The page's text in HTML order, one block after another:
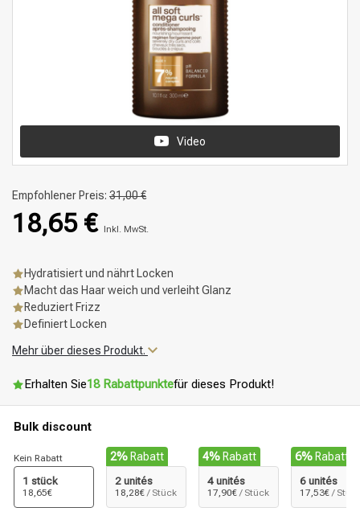
Video
Empfohlener Preis: 31,00 €
18,65 € Inkl. MwSt.
Hydratisiert und nährt Locken
Macht das Haar weich und verleiht Glanz
Reduziert Frizz
Definiert Locken
Mehr über dieses Produkt.
Erhalten Sie18 Rabattpunktefür dieses Produkt!
Bulk discount
Kein Rabatt
1 stück
18,65€
2% Rabatt
2 unités
18,28€ / Stück
4% Rabatt
4 unités
17,90€ / Stück
6% Rabatt
6 unités
17,53€ /